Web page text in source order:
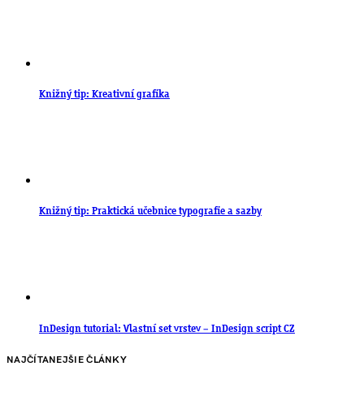
Knižný tip: Kreativní grafika
Knižný tip: Praktická učebnice typografie a sazby
InDesign tutorial: Vlastní set vrstev – InDesign script CZ
NAJČÍTANEJŠIE ČLÁNKY